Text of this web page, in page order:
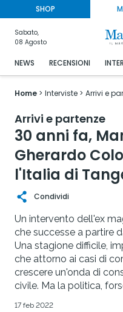
SHOP
Sabato,
08 Agosto
NEWS RECENSIONI
Home Interviste Arrivi e
Arrivi e partenze
30 anni fa,
Gherardo
l'Italia di
Condividi
Un intervento dell'ex
che successe a partire
Una stagione difficile,
che attorno ai casi di
crescere un'onda di
civile. Ma la politica,
17 feb 2022